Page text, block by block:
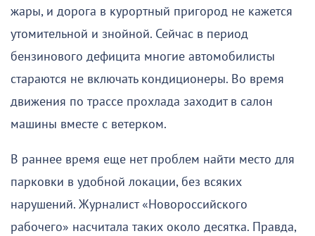
жары, и дорога в курортный пригород не кажется
утомительной и знойной. Сейчас в период
бензинового дефицита многие автомобилисты
стараются не включать кондиционеры. Во время
движения по трассе прохлада заходит в салон
машины вместе с ветерком.
В раннее время еще нет проблем найти место для
парковки в удобной локации, без всяких
нарушений. Журналист «Новороссийского
рабочего» насчитала таких около десятка. Правда,